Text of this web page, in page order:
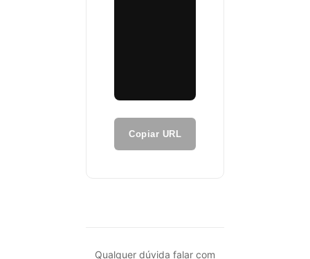
Copiar URL
Qualquer dúvida falar com